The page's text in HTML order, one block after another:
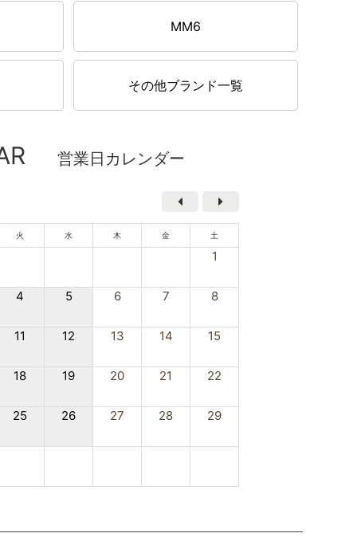
MM6
その他ブランド一覧
営業日カレンダー
火 水 木 金 土
1
4 5 6 7 8
11 12 13 14 15
18 19 20 21 22
25 26 27 28 29